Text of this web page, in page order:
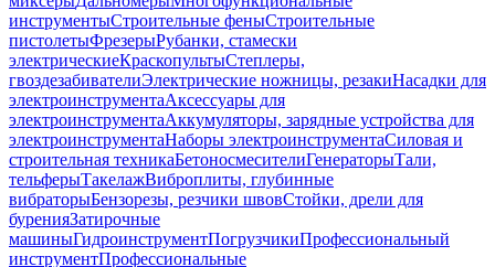
инструментыСтроительные феныСтроительные
пистолетыФрезерыРубанки, стамески
электрическиеКраскопультыСтеплеры,
гвоздезабивателиЭлектрические ножницы, резакиНасадки для
электроинструментаАксессуары для
электроинструментаАккумуляторы, зарядные устройства для
электроинструментаНаборы электроинструментаСиловая и
строительная техникаБетоносмесителиГенераторыТали,
тельферыТакелажВиброплиты, глубинные
вибраторыБензорезы, резчики швовСтойки, дрели для
буренияЗатирочные
машиныГидроинструментПогрузчикиПрофессиональный
инструментПрофессиональные